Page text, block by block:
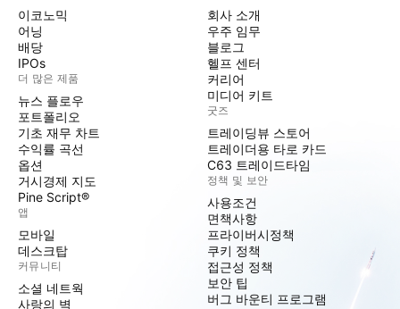
이코노믹
어닝
배당
IPOs
더 많은 제품
뉴스 플로우
포트폴리오
기초 재무 차트
수익률 곡선
옵션
거시경제 지도
Pine Script®
앱
모바일
데스크탑
커뮤니티
소셜 네트웍
사랑의 벽
회사 소개
우주 임무
블로그
헬프 센터
커리어
미디어 키트
굿즈
트레이딩뷰 스토어
트레이더용 타로 카드
C63 트레이드타임
정책 및 보안
사용조건
면책사항
프라이버시정책
쿠키 정책
접근성 정책
보안 팁
버그 바운티 프로그램